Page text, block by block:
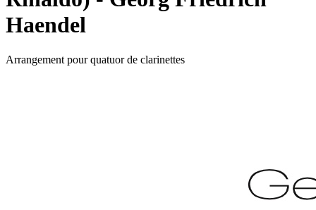
Haendel
Arrangement pour quatuor de clarinettes